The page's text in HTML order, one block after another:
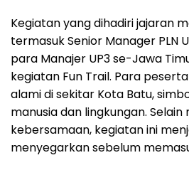
Kegiatan yang dihadiri jajaran
termasuk Senior Manager PLN
para Manajer UP3 se-Jawa
kegiatan Fun Trail. Para
alami di sekitar Kota Batu,
manusia dan lingkungan.
kebersamaan, kegiatan ini
menyegarkan sebelum